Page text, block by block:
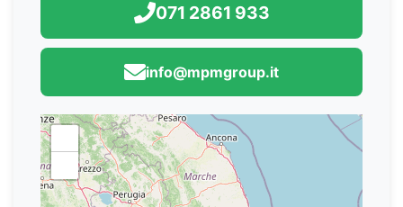
071 2861 933
info@mpmgroup.it